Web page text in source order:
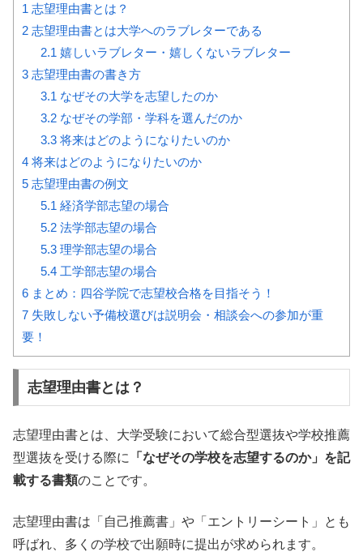
1 志望理由書とは？
2 志望理由書とは大学へのラブレターである
2.1 嬉しいラブレター・嬉しくないラブレター
3 志望理由書の書き方
3.1 なぜその大学を志望したのか
3.2なぜその学部・学科を選んだのか
3.3将来はどのようになりたいのか
4 将来はどのようになりたいのか
5 志望理由書の例文
5.1 経済学部志望の場合
5.2法学部志望の場合
5.3理学部志望の場合
5.4工学部志望の場合
6 まとめ：四谷学院で志望校合格を目指そう！
7 失敗しない予備校選びは説明会・相談会への参加が重
要！
志望理由書とは？
志望理由書とは、大学受験において総合型選抜や学校推薦
型選抜を受ける際に
「なぜその学校を志望するのか」を記
載する書類のことです。
志望理由書は「自己推薦書」や「エントリーシート」とも
呼ばれ、多くの学校で出願時に提出が求められます。